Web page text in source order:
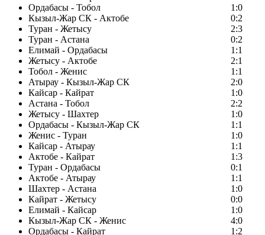
Ордабасы - Тобол
1:0
Кызыл-Жар СК - Актобе
0:2
Туран - Жетысу
2:3
Туран - Астана
0:2
Елимай - Ордабасы
1:1
Жетысу - Актобе
2:1
Тобол - Женис
1:1
Атырау - Кызыл-Жар СК
2:0
Кайсар - Кайрат
1:0
Астана - Тобол
2:2
Жетысу - Шахтер
1:0
Ордабасы - Кызыл-Жар СК
1:1
Женис - Туран
1:0
Кайсар - Атырау
1:1
Актобе - Кайрат
1:3
Туран - Ордабасы
0:1
Актобе - Атырау
1:1
Шахтер - Астана
1:0
Кайрат - Жетысу
0:0
Елимай - Кайсар
1:0
Кызыл-Жар СК - Женис
4:0
Ордабасы - Кайрат
1:2